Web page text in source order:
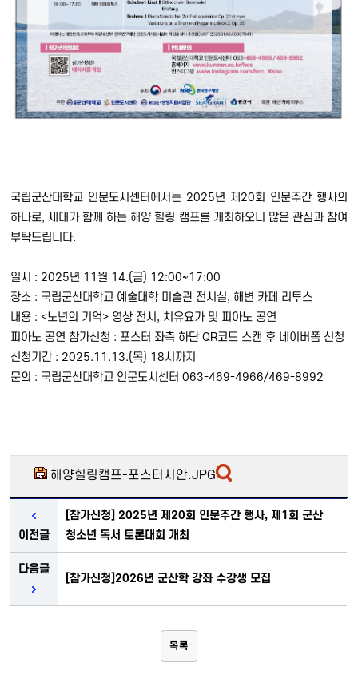
국립군산대학교 인문도시센터에서는 2025년 제20회 인문주간 행사의
하나로, 세대가 함께 하는 해양 힐링 캠프를 개최하오니 많은 관심과 참여
부탁드립니다.
일시 : 2025년 11월 14.(금) 12:00~17:00
장소 : 국립군산대학교 예술대학 미술관 전시실, 해변 카페 리투스
내용 : <노년의 기억> 영상 전시, 치유요가 및 피아노 공연
피아노 공연 참가신청 : 포스터 좌측 하단 QR코드 스캔 후 네이버폼 신청
신청기간 : 2025.11.13.(목) 18시까지
문의 : 국립군산대학교 인문도시센터 063-469-4966/469-8992
해양힐링캠프-포스터시안.JPG
이전글
[참가신청] 2025년 제20회 인문주간 행사, 제1회 군산
청소년 독서 토론대회 개최
다음글
[참가신청]2026년 군산학 강좌 수강생 모집
목록